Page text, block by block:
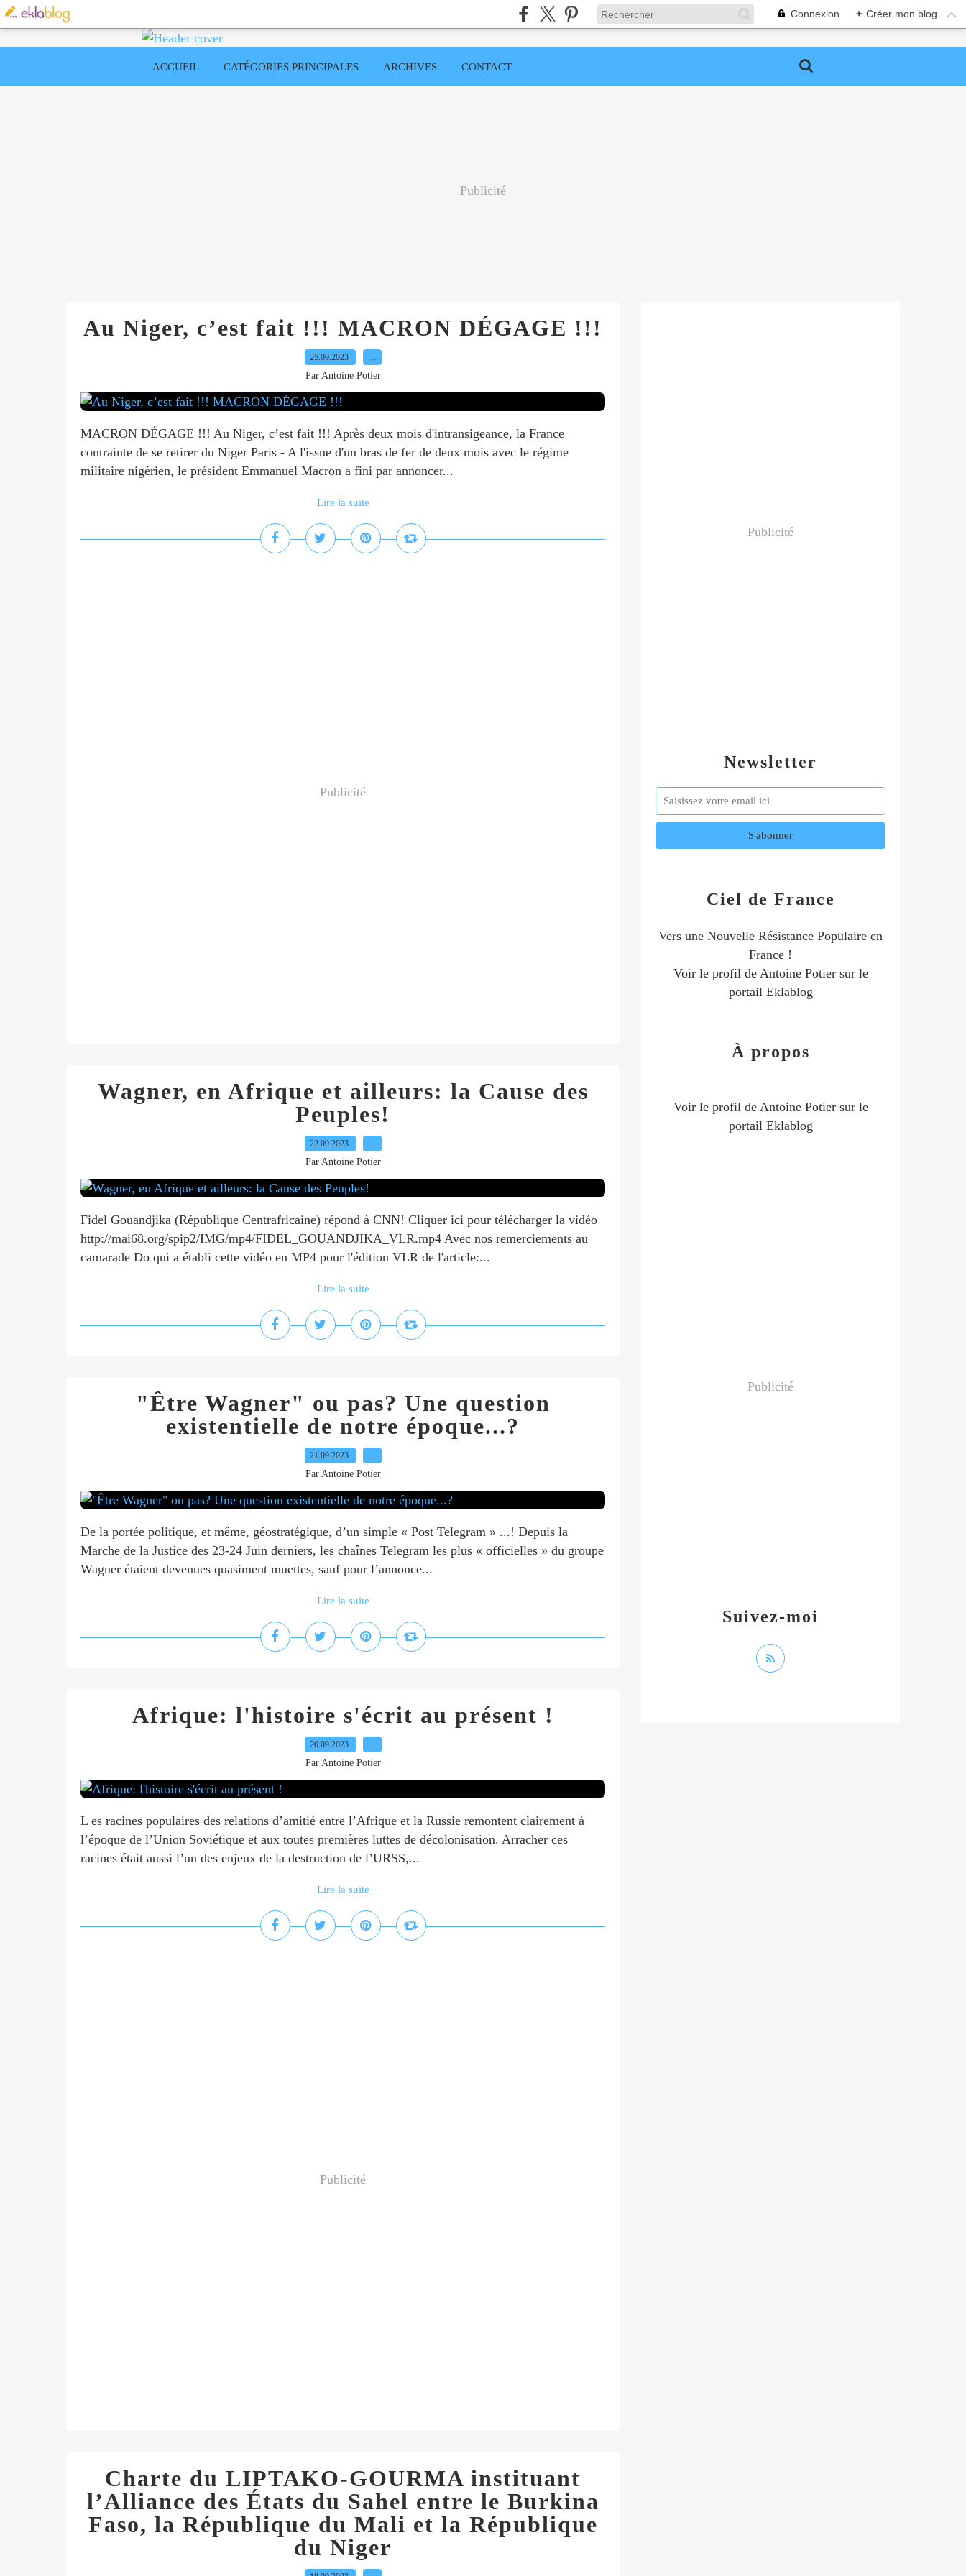
Connexion + Créer mon blog
ACCUEIL CATÉGORIES PRINCIPALES ARCHIVES CONTACT
Publicité
Au Niger, c’est fait !!! MACRON DÉGAGE !!!
25.09.2023 …
Par Antoine Potier
MACRON DÉGAGE !!! Au Niger, c’est fait !!! Après deux mois d'intransigeance, la France
contrainte de se retirer du Niger Paris - A l'issue d'un bras de fer de deux mois avec le régime
militaire nigérien, le président Emmanuel Macron a fini par annoncer...
Lire la suite
Publicité
Wagner, en Afrique et ailleurs: la Cause des
Peuples!
22.09.2023 …
Par Antoine Potier
Fidel Gouandjika (République Centrafricaine) répond à CNN! Cliquer ici pour télécharger la vidéo
http://mai68.org/spip2/IMG/mp4/FIDEL_GOUANDJIKA_VLR.mp4 Avec nos remerciements au
camarade Do qui a établi cette vidéo en MP4 pour l'édition VLR de l'article:...
Lire la suite
"Être Wagner" ou pas? Une question
existentielle de notre époque...?
21.09.2023 …
Par Antoine Potier
De la portée politique, et même, géostratégique, d’un simple « Post Telegram » ...! Depuis la
Marche de la Justice des 23-24 Juin derniers, les chaînes Telegram les plus « officielles » du groupe
Wagner étaient devenues quasiment muettes, sauf pour l’annonce...
Lire la suite
Afrique: l'histoire s'écrit au présent !
20.09.2023 …
Par Antoine Potier
L es racines populaires des relations d’amitié entre l’Afrique et la Russie remontent clairement à
l’époque de l’Union Soviétique et aux toutes premières luttes de décolonisation. Arracher ces
racines était aussi l’un des enjeux de la destruction de l’URSS,...
Lire la suite
Publicité
Charte du LIPTAKO-GOURMA instituant
l’Alliance des États du Sahel entre le Burkina
Faso, la République du Mali et la République
du Niger
Newsletter
Publicité
Ciel de France
Vers une Nouvelle Résistance Populaire en
France !
Voir le profil de Antoine Potiersur le
portail Eklablog
Suivez-moi
À propos
Voir le profil de Antoine Potiersur le
portail Eklablog
Publicité